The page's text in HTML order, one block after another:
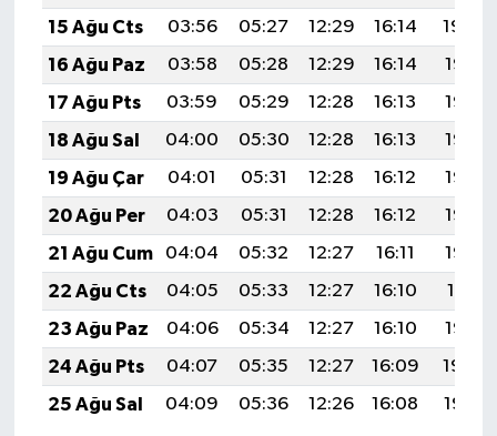
15 Ağu Cts
03:56 05:27 12:29 16:14
19:20
16 Ağu Paz
03:58 05:28 12:29 16:14
19:19
17 Ağu Pts
03:59 05:29 12:28 16:13
19:18
18 Ağu Sal
04:00 05:30 12:28 16:13
19:17
19 Ağu Çar
04:01 05:31 12:28 16:12
19:15
20 Ağu Per
04:03 05:31 12:28 16:12
19:14
21 Ağu Cum
04:04 05:32 12:27 16:11
19:13
22 Ağu Cts
04:05 05:33 12:27 16:10
19:11
23 Ağu Paz
04:06 05:34 12:27 16:10
19:10
24 Ağu Pts
04:07 05:35 12:27 16:09
19:08
25 Ağu Sal
04:09 05:36 12:26 16:08 19:07